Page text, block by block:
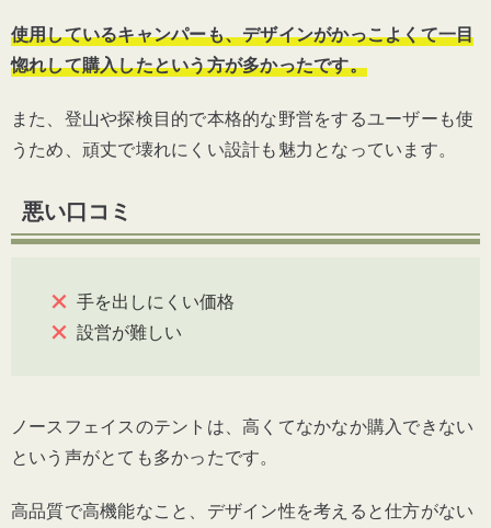
使用しているキャンパーも、デザインがかっこよくて一目
惚れして購入したという方が多かったです。
また、登山や探検目的で本格的な野営をするユーザーも使
うため、頑丈で壊れにくい設計も魅力となっています。
悪い口コミ
手を出しにくい価格
設営が難しい
ノースフェイスのテントは、高くてなかなか購入できない
という声がとても多かったです。
高品質で高機能なこと、デザイン性を考えると仕方がない